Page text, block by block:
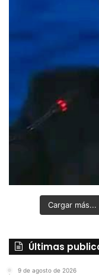
Cargar más...
Últimas
9 de agosto de 2026